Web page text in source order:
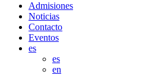
Admisiones
Noticias
Contacto
Eventos
es
es
en